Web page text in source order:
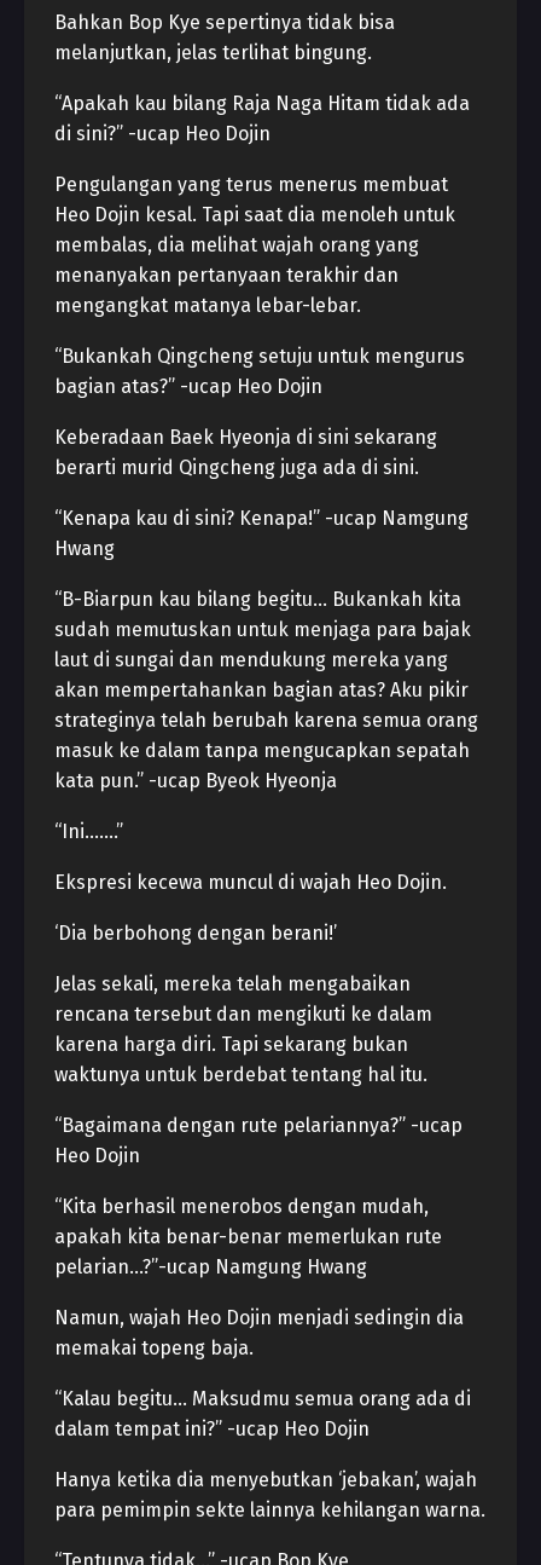
Bahkan Bop Kye sepertinya tidak bisa
melanjutkan, jelas terlihat bingung.
“Apakah kau bilang Raja Naga Hitam tidak ada
di sini?” -ucap Heo Dojin
Pengulangan yang terus menerus membuat
Heo Dojin kesal. Tapi saat dia menoleh untuk
membalas, dia melihat wajah orang yang
menanyakan pertanyaan terakhir dan
mengangkat matanya lebar-lebar.
“Bukankah Qingcheng setuju untuk mengurus
bagian atas?” -ucap Heo Dojin
Keberadaan Baek Hyeonja di sini sekarang
berarti murid Qingcheng juga ada di sini.
“Kenapa kau di sini? Kenapa!” -ucap Namgung
Hwang
“B-Biarpun kau bilang begitu… Bukankah kita
sudah memutuskan untuk menjaga para bajak
laut di sungai dan mendukung mereka yang
akan mempertahankan bagian atas? Aku pikir
strateginya telah berubah karena semua orang
masuk ke dalam tanpa mengucapkan sepatah
kata pun.” -ucap Byeok Hyeonja
“Ini…….”
Ekspresi kecewa muncul di wajah Heo Dojin.
‘Dia berbohong dengan berani!’
Jelas sekali, mereka telah mengabaikan
rencana tersebut dan mengikuti ke dalam
karena harga diri. Tapi sekarang bukan
waktunya untuk berdebat tentang hal itu.
“Bagaimana dengan rute pelariannya?” -ucap
Heo Dojin
“Kita berhasil menerobos dengan mudah,
apakah kita benar-benar memerlukan rute
pelarian…?”-ucap Namgung Hwang
Namun, wajah Heo Dojin menjadi sedingin dia
memakai topeng baja.
“Kalau begitu… Maksudmu semua orang ada di
dalam tempat ini?” -ucap Heo Dojin
Hanya ketika dia menyebutkan ‘jebakan’, wajah
para pemimpin sekte lainnya kehilangan warna.